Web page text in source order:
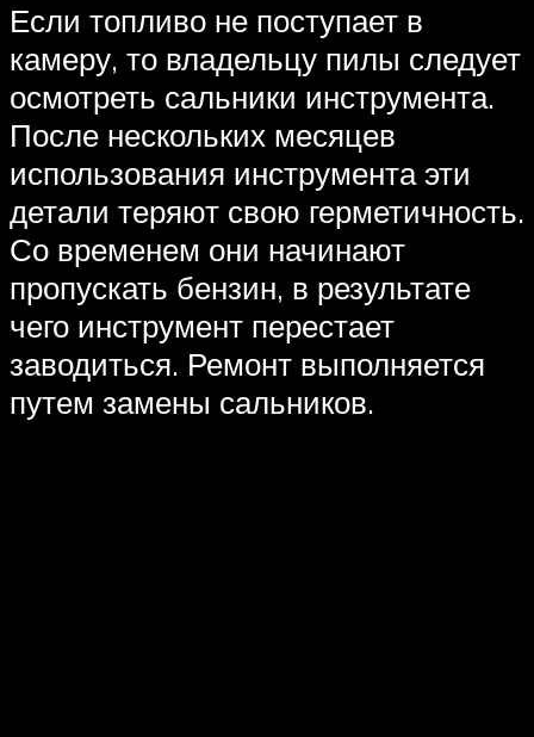
Если топливо не поступает в
камеру, то владельцу пилы следует
осмотреть сальники инструмента.
После нескольких месяцев
использования инструмента эти
детали теряют свою герметичность.
Со временем они начинают
пропускать бензин, в результате
чего инструмент перестает
заводиться. Ремонт выполняется
путем замены сальников.